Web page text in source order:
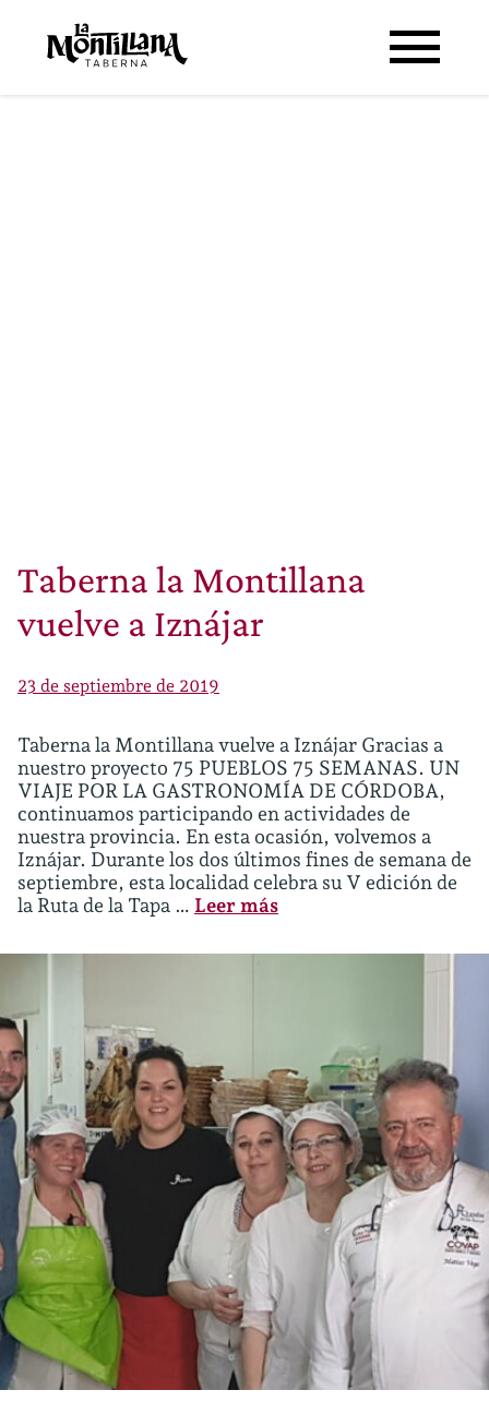
Taberna la Montillana
vuelve a Iznájar
23 de septiembre de 2019
Taberna la Montillana vuelve a Iznájar Gracias a
nuestro proyecto 75 PUEBLOS 75 SEMANAS. UN
VIAJE POR LA GASTRONOMÍA DE CÓRDOBA,
continuamos participando en actividades de
nuestra provincia. En esta ocasión, volvemos a
Iznájar. Durante los dos últimos fines de semana de
septiembre, esta localidad celebra su V edición de
la Ruta de la Tapa … Leer más